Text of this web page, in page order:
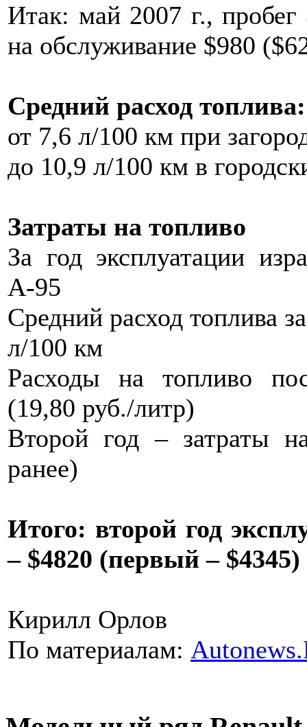
Итак: май 2007 г.,
на обслуживание $980
Средний расход топлива:
от 7,6 л/100 км при
до 10,9 л/100 км в
Затраты на топливо
За год эксплуатации
А-95
Средний расход топлива
л/100 км
Расходы на топливо
(19,80 руб./литр)
Второй год – затраты
ранее)
Итого: второй год
– $4820 (первый – $4345)
Кирилл Орлов
По материалам: